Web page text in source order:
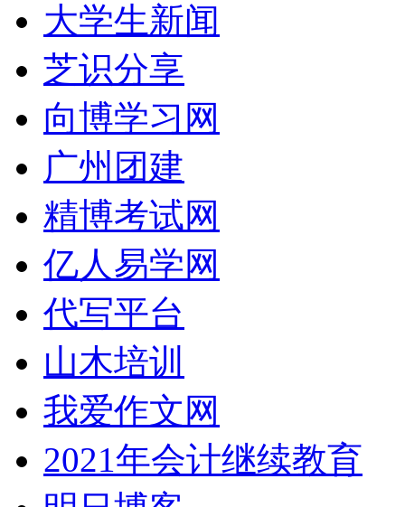
大学生新闻
芝识分享
向博学习网
广州团建
精博考试网
亿人易学网
代写平台
山木培训
我爱作文网
2021年会计继续教育